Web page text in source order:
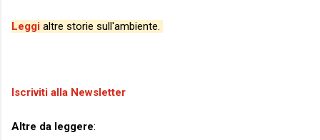
Leggi altre storie sull'ambiente.
Iscriviti alla Newsletter
Altre da leggere: